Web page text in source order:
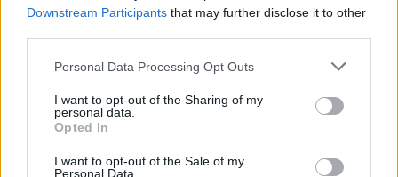
Downstream Participants that may further disclose it to other
Personal Data Processing Opt Outs
I want to opt-out of the Sharing of my
personal data.
Opted In
I want to opt-out of the Sale of my
Personal Data.
τον νέο ρόλο της - Από τη «Γη της
Κλεοπάτρα»
Κιθαιρώνα